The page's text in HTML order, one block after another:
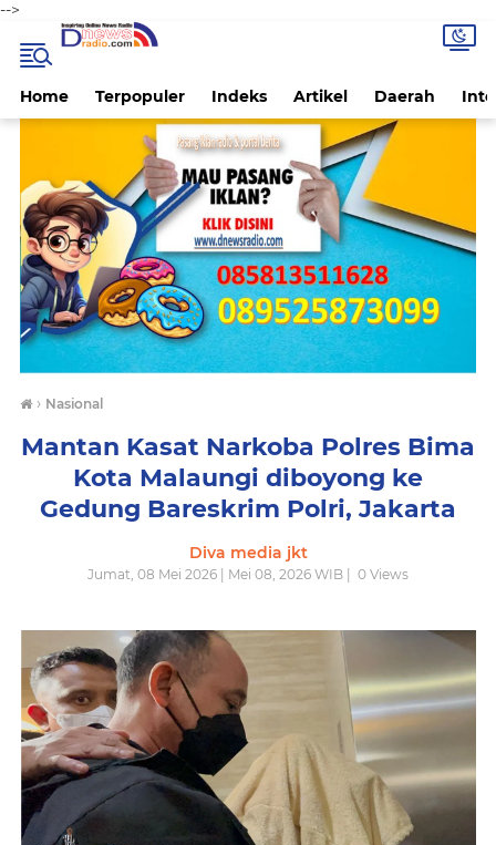
-->
Home Terpopuler Indeks Artikel Daerah
› Nasional
Mantan Kasat Narkoba Polres Bima
Kota Malaungi diboyong ke
Gedung Bareskrim Polri, Jakarta
Diva media jkt
Jumat, 08 Mei 2026 | Mei 08, 2026 WIB | 0 Views